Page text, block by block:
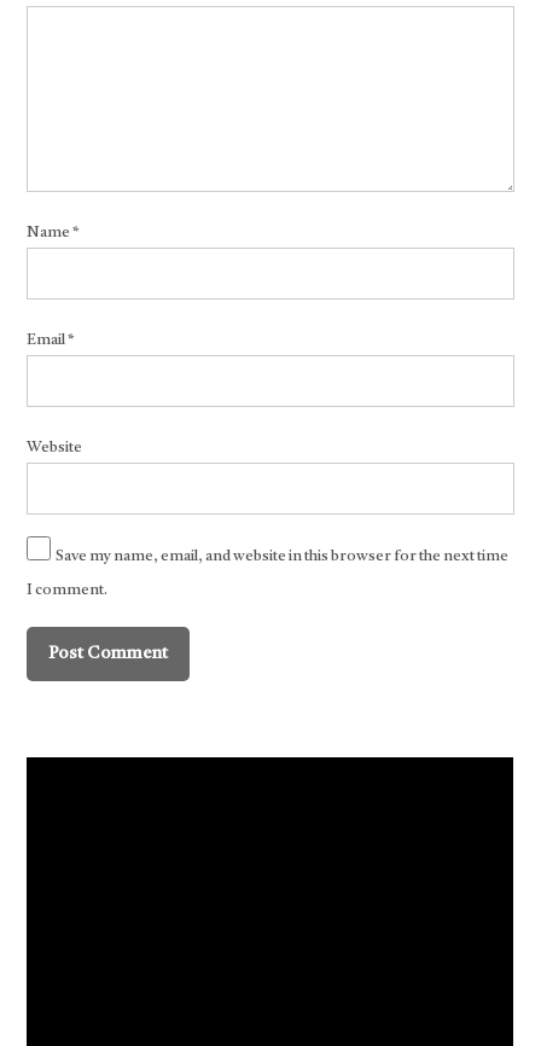
Name*
Email*
Website
Save my name, email, and website in this browser for the next time
I comment.